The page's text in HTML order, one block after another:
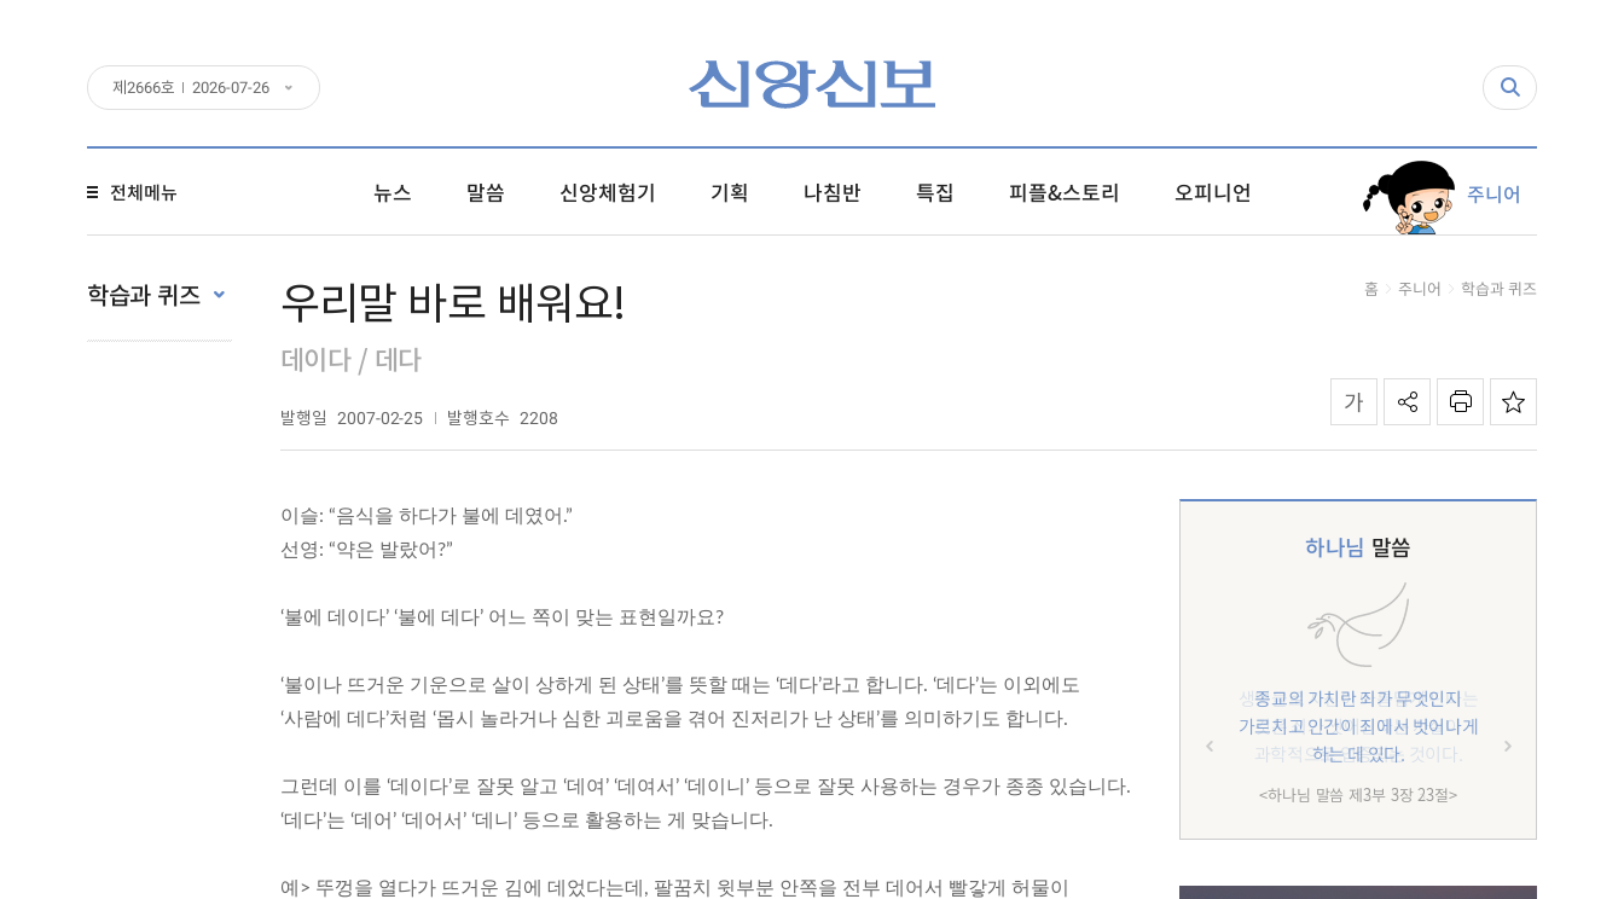
제 2666호 2026-07-26
전체메뉴 뉴스 말씀 신앙체험기 기획 나침반 특집 피플&스토리 오피니언 주니어
학습과 퀴즈 우리말 바로 배워요!
데이다 / 데다
발행일 2007-02-25 발행호수 2208
홈 주니어 학습과 퀴즈
이슬: “음식을 하다가 불에 데였어.”
선영: “약은 발랐어?”
‘불에 데이다’ ‘불에 데다’ 어느 쪽이 맞는 표현일까요?
‘불이나 뜨거운 기운으로 살이 상하게 된 상태’를 뜻할 때는 ‘데다’라고 합니다. ‘데다’는 이외에도
‘사람에 데다’처럼 ‘몹시 놀라거나 심한 괴로움을 겪어 진저리가 난 상태’를 의미하기도 합니다.
그런데 이를 ‘데이다’로 잘못 알고 ‘데여’ ‘데여서’ ‘데이니’ 등으로 잘못 사용하는 경우가 종종 있습니다.
‘데다’는 ‘데어’ ‘데어서’ ‘데니’ 등으로 활용하는 게 맞습니다.
예> 뚜껑을 열다가 뜨거운 김에 데었다는데, 팔꿈치 윗부분 안쪽을 전부 데어서 빨갛게 허물이
하나님 말씀
종교의 가치란 죄가 무엇인지
가르치고 인간이 죄에서 벗어나게
하는 데 있다.
<하나님 말씀 제3부 3장 23절>